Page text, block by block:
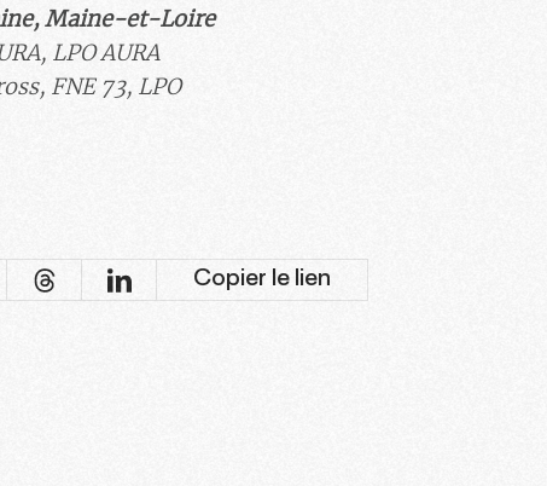
Maine-et-Loire
LPO AURA
, FNE 73, LPO
Copier le lien